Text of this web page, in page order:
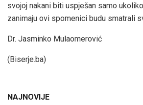
svojoj nakani biti uspješan samo
zanimaju ovi spomenici budu smatrali
Dr. Jasminko Mulaomerović
(Biserje.ba)
NAJNOVIJE